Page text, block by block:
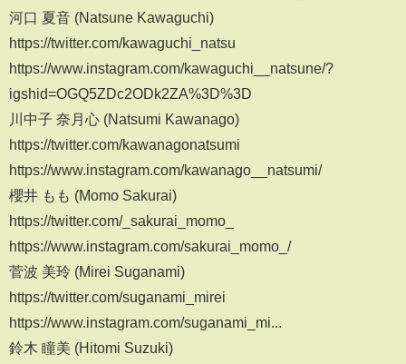
河口 夏音 (Natsune Kawaguchi)
https://twitter.com/kawaguchi_natsu
https://www.instagram.com/kawaguchi__natsune/?
igshid=OGQ5ZDc2ODk2ZA%3D%3D
川中子 奈月心 (Natsumi Kawanago)
https://twitter.com/kawanagonatsumi
https://www.instagram.com/kawanago__natsumi/
櫻井 もも (Momo Sakurai)
https://twitter.com/_sakurai_momo_
https://www.instagram.com/sakurai_momo_/
菅波 美玲 (Mirei Suganami)
https://twitter.com/suganami_mirei
https://www.instagram.com/suganami_mi...
鈴木 瞳美 (Hitomi Suzuki)